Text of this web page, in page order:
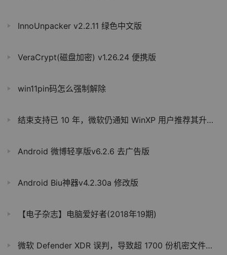
InnoUnpacker v2.2.11 绿色中文版
VeraCrypt(磁盘加密) v1.26.24 便携版
win11pin码怎么强制解除
结束支持已 10 年，微软仍通知 WinXP 用户推荐其升级至新系统
Android 微博轻享版v6.2.6 去广告版
Android Biu神器v4.2.30a 修改版
【电子杂志】电脑爱好者(2018年19期)
微软 Defender XDR 误判，导致超 1700 份机密文件泄露